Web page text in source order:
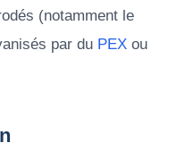
(notamment le
par du PEX ou